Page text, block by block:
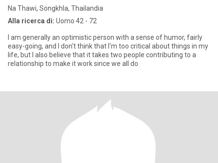
Na Thawi, Songkhla, Thailandia
Alla ricerca di: Uomo 42 - 72
I am generally an optimistic person with a sense of humor, fairly
easy-going, and I don't think that I'm too critical about things in my
life, but I also believe that it takes two people contributing to a
relationship to make it work since we all do